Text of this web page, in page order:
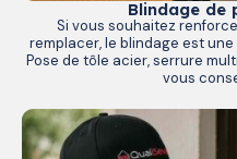
Blindage de
Si vous souhaitez
remplacer, le blindage est
Pose de tôle acier, serrure
vous